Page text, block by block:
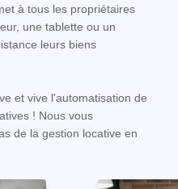
à tous les propriétaires
une tablette ou un
leurs biens
et vive l'automatisation de
! Nous vous
de la gestion locative en